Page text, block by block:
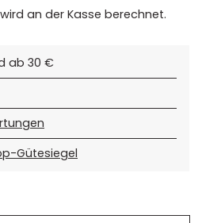
wird an der Kasse berechnet.
ab 30 €
Gütesiegel